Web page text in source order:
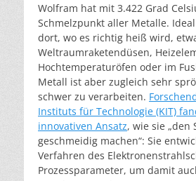
Wolfram hat mit 3.422 Grad
Schmelzpunkt aller Metalle.
dort, wo es richtig heiß wird,
Weltraumraketendüsen,
Hochtemperaturöfen oder im
Metall ist aber zugleich sehr
schwer zu verarbeiten.
Instituts für Technologie (KIT)
innovativen Ansatz, wie sie „den
geschmeidig machen“: Sie
Verfahren des
Prozessparameter, um damit